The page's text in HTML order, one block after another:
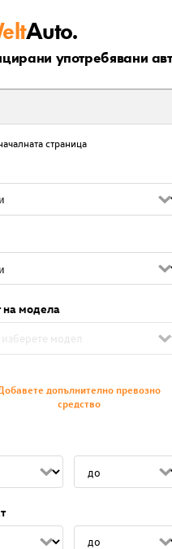
Auto.
употребявани
страница
на модела
допълнително превозно
средство